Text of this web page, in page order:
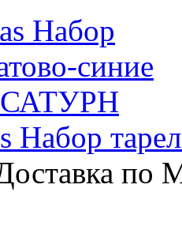
Набор
по